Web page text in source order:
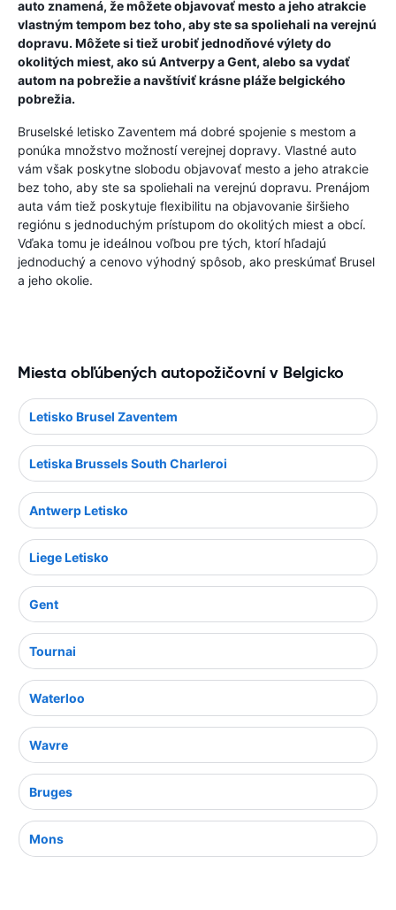
auto znamená, že môžete objavovať mesto a jeho atrakcie
vlastným tempom bez toho, aby ste sa spoliehali na verejnú
dopravu. Môžete si tiež urobiť jednodňové výlety do
okolitých miest, ako sú Antverpy a Gent, alebo sa vydať
autom na pobrežie a navštíviť krásne pláže belgického
pobrežia.
Bruselské letisko Zaventem má dobré spojenie s mestom a
ponúka množstvo možností verejnej dopravy. Vlastné auto
vám však poskytne slobodu objavovať mesto a jeho atrakcie
bez toho, aby ste sa spoliehali na verejnú dopravu. Prenájom
auta vám tiež poskytuje flexibilitu na objavovanie širšieho
regiónu s jednoduchým prístupom do okolitých miest a obcí.
Vďaka tomu je ideálnou voľbou pre tých, ktorí hľadajú
jednoduchý a cenovo výhodný spôsob, ako preskúmať Brusel
a jeho okolie.
Miesta obľúbených autopožičovní v Belgicko
Letisko Brusel Zaventem
Letiska Brussels South Charleroi
Antwerp Letisko
Liege Letisko
Gent
Tournai
Waterloo
Wavre
Bruges
Mons